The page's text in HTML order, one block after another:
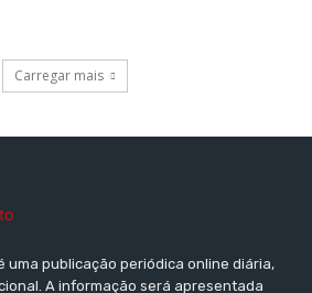
Carregar mais
é uma publicação periódica online diária,
A informação será apresentada